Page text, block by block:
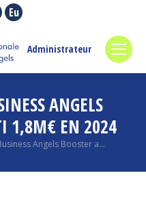
La
s'ouvre
La
Euroquity
une
nouvelle
fenêtre
Administrateur
ANGELS
1,8M€ EN 2024
Angels Booster a…